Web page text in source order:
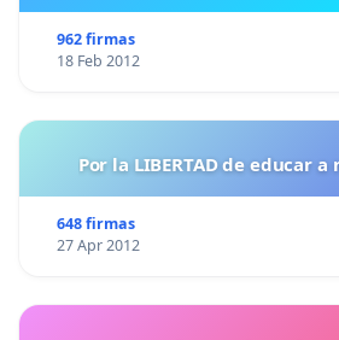
962 firmas
18 Feb 2012
Por la LIBERTAD de educar
648 firmas
27 Apr 2012